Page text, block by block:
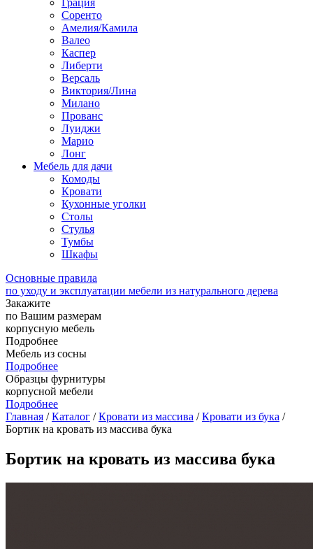
Грация
Соренто
Амелия/Камила
Валео
Каспер
Либерти
Версаль
Виктория/Лина
Милано
Прованс
Луиджи
Марио
Лонг
Мебель для дачи
Комоды
Кровати
Кухонные уголки
Столы
Стулья
Тумбы
Шкафы
Основные правила
по уходу и эксплуатации мебели из натурального дерева
Закажите
по Вашим размерам
корпусную мебель
Подробнее
Мебель из сосны
Подробнее
Образцы фурнитуры
корпусной мебели
Подробнее
Главная /Каталог /Кровати из массива /Кровати из бука /
Бортик на кровать из массива бука
Бортик на кровать из массива бука